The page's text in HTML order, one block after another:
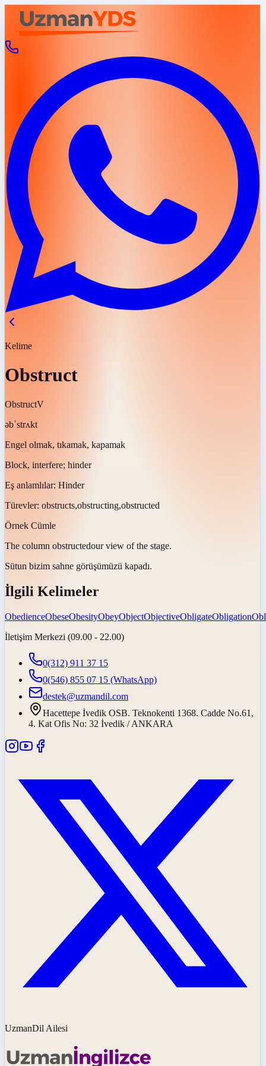
Kelime
Obstruct
ObstructV
əbˈstrʌkt
Engel olmak, tıkamak, kapamak
Block, interfere; hinder
Eş anlamlılar: Hinder
Türevler: obstructs,obstructing,obstructed
Örnek Cümle
The column obstructedour view of the stage.
Sütun bizim sahne görüşümüzü kapadı.
İlgili Kelimeler
ObedienceObeseObesityObeyObjectObjectiveObligateObligation
İletişim Merkezi (09.00 - 22.00)
0(312) 911 37 15
0(546) 855 07 15 (WhatsApp)
destek@uzmandil.com
Hacettepe İvedik OSB. Teknokenti 1368. Cadde No.61,
4. Kat Ofis No: 32 İvedik / ANKARA
UzmanDil Ailesi